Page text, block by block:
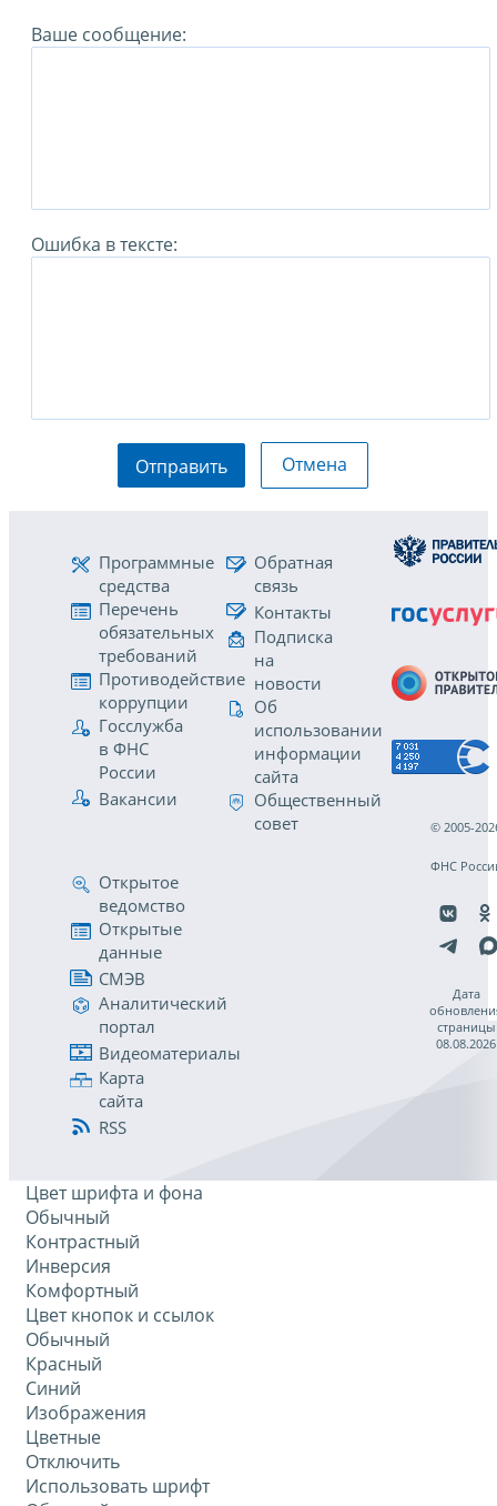
Ваше сообщение:
Ошибка в тексте:
Отправить Отмена
Программные
средства
Перечень
обязательных
требований
Противодействие
коррупции
Госслужба
в ФНС
России
Вакансии
Обратная
связь
Контакты
Подписка
на
новости
Об
использовании
информации
сайта
Общественный
совет
Открытое
ведомство
Открытые
данные
СМЭВ
Аналитический
портал
Видеоматериалы
Карта
сайта
RSS
© 2005-
ФНС
Дата
страницы
08.08.2026
Цвет шрифта и фона
Обычный
Контрастный
Инверсия
Комфортный
Цвет кнопок и ссылок
Обычный
Красный
Синий
Изображения
Цветные
Отключить
Использовать шрифт